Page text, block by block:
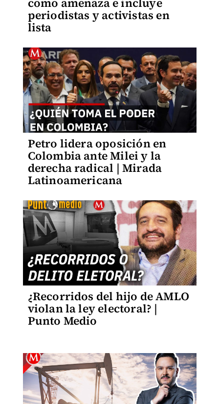
periodistas y activistas en
lista
Petro lidera oposición en
Colombia ante Milei y la
derecha radical | Mirada
Latinoamericana
¿Recorridos del hijo de AMLO
violan la ley electoral? |
Punto Medio